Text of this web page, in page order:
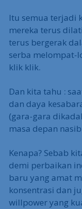
Itu semua terjadi
mereka terus
terus bergerak
serba melompat-
klik klik.
Dan kita tahu :
dan daya
(gara-gara
masa depan
Kenapa? Sebab
demi perbaikan
baru yang amat
konsentrasi dan
willpower yang